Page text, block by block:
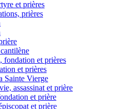
et prières
prières
fondation et prières
et prières
Sainte Vierge
assassinat et prière
et prière
et prière